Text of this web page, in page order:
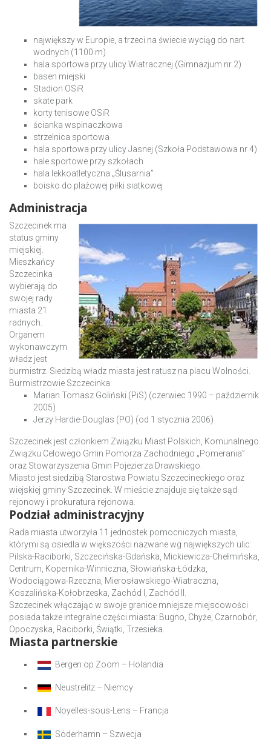
największy w Europie, a trzeci na świecie wyciąg do nart
wodnych (1100 m)
hala sportowa przy ulicy Wiatracznej (Gimnazjum nr 2)
basen miejski
Stadion OSiR
skate park
korty tenisowe OSiR
ścianka wspinaczkowa
strzelnica sportowa
hala sportowa przy ulicy Jasnej (Szkoła Podstawowa nr 4)
hale sportowe przy szkołach
hala lekkoatletyczna „Ślusarnia”
boisko do plażowej piłki siatkowej
Administracja
Szczecinek ma
status gminy
miejskiej.
Mieszkańcy
Szczecinka
wybierają do
swojej rady
miasta 21
radnych.
Organem
wykonawczym
władz jest
burmistrz. Siedzibą władz miasta jest ratusz na placu Wolności.
Burmistrzowie Szczecinka:
Marian Tomasz Goliński (PiS) (czerwiec 1990 – październik
2005)
Jerzy Hardie-Douglas (PO) (od 1 stycznia 2006)
Szczecinek jest członkiem Związku Miast Polskich, Komunalnego
Związku Celowego Gmin Pomorza Zachodniego „Pomerania”
oraz Stowarzyszenia Gmin Pojezierza Drawskiego.
Miasto jest siedzibą Starostwa Powiatu Szczecineckiego oraz
wiejskiej gminy Szczecinek. W mieście znajduje się także sąd
rejonowy i prokuratura rejonowa.
Podział administracyjny
Rada miasta utworzyła 11 jednostek pomocniczych miasta,
którymi są osiedla w większości nazwane wg największych ulic:
Pilska-Raciborki, Szczecińska-Gdańska, Mickiewicza-Chełmińska,
Centrum, Kopernika-Winniczna, Słowiańska-Łódzka,
Wodociągowa-Rzeczna, Mierosławskiego-Wiatraczna,
Koszalińska-Kołobrzeska, Zachód I, Zachód II.
Szczecinek włączając w swoje granice mniejsze miejscowości
posiada także integralne części miasta: Bugno, Chyże, Czarnobór,
Opoczyska, Raciborki, Świątki, Trzesieka.
Miasta partnerskie
Bergen op Zoom – Holandia
Neustrelitz – Niemcy
Noyelles-sous-Lens – Francja
Söderhamn – Szwecja